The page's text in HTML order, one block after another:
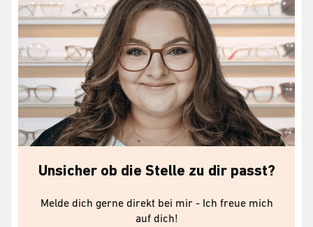
Unsicher ob die Stelle zu dir passt?
Melde dich gerne direkt bei mir - Ich freue mich
auf dich!